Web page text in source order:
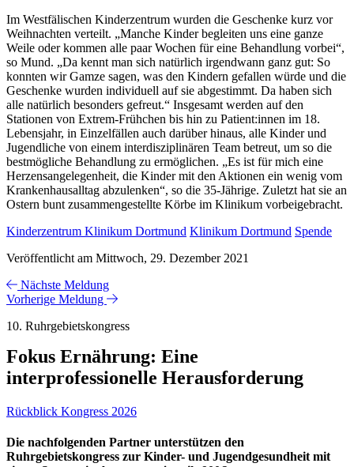
Im Westfälischen Kinderzentrum wurden die Geschenke kurz vor
Weihnachten verteilt. „Manche Kinder begleiten uns eine ganze
Weile oder kommen alle paar Wochen für eine Behandlung vorbei“,
so Mund. „Da kennt man sich natürlich irgendwann ganz gut: So
konnten wir Gamze sagen, was den Kindern gefallen würde und die
Geschenke wurden individuell auf sie abgestimmt. Da haben sich
alle natürlich besonders gefreut.“ Insgesamt werden auf den
Stationen von Extrem-Frühchen bis hin zu Patient:innen im 18.
Lebensjahr, in Einzelfällen auch darüber hinaus, alle Kinder und
Jugendliche von einem interdisziplinären Team betreut, um so die
bestmögliche Behandlung zu ermöglichen. „Es ist für mich eine
Herzensangelegenheit, die Kinder mit den Aktionen ein wenig vom
Krankenhausalltag abzulenken“, so die 35-Jährige. Zuletzt hat sie an
Ostern bunt zusammengestellte Körbe im Klinikum vorbeigebracht.
Kinderzentrum Klinikum Dortmund Klinikum Dortmund Spende
Veröffentlicht am Mittwoch, 29. Dezember 2021
Nächste Meldung
Vorherige Meldung
10. Ruhrgebietskongress
Fokus Ernährung: Eine
interprofessionelle Herausforderung
Rückblick Kongress 2026
Die nachfolgenden Partner unterstützen den
Ruhrgebietskongress zur Kinder- und Jugendgesundheit mit